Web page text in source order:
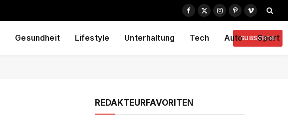
Facebook
X
Instagram
PinterestVimeo
Gesundheit Lifestyle Unterhaltung Tech Auto Sport
SUBSCRIBE
REDAKTEURFAVORITEN